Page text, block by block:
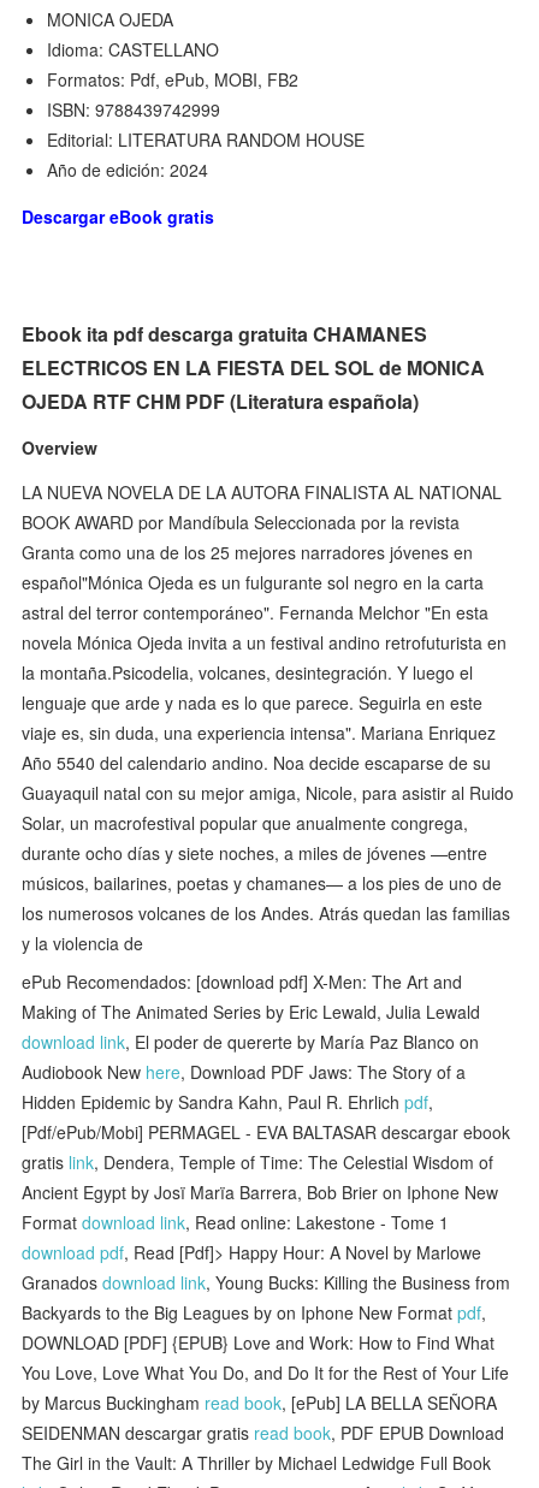
MONICA OJEDA
Idioma: CASTELLANO
Formatos: Pdf, ePub, MOBI, FB2
ISBN: 9788439742999
Editorial: LITERATURA RANDOM HOUSE
Año de edición: 2024
Descargar eBook gratis
Ebook ita pdf descarga gratuita CHAMANES
ELECTRICOS EN LA FIESTA DEL SOL de MONICA
OJEDA RTF CHM PDF (Literatura española)
Overview
LA NUEVA NOVELA DE LA AUTORA FINALISTA AL NATIONAL
BOOK AWARD por Mandíbula Seleccionada por la revista
Granta como una de los 25 mejores narradores jóvenes en
español"Mónica Ojeda es un fulgurante sol negro en la carta
astral del terror contemporáneo". Fernanda Melchor "En esta
novela Mónica Ojeda invita a un festival andino retrofuturista en
la montaña.Psicodelia, volcanes, desintegración. Y luego el
lenguaje que arde y nada es lo que parece. Seguirla en este
viaje es, sin duda, una experiencia intensa". Mariana Enriquez
Año 5540 del calendario andino. Noa decide escaparse de su
Guayaquil natal con su mejor amiga, Nicole, para asistir al Ruido
Solar, un macrofestival popular que anualmente congrega,
durante ocho días y siete noches, a miles de jóvenes —entre
músicos, bailarines, poetas y chamanes— a los pies de uno de
los numerosos volcanes de los Andes. Atrás quedan las familias
y la violencia de
ePub Recomendados: [download pdf] X-Men: The Art and
Making of The Animated Series by Eric Lewald, Julia Lewald
download link, El poder de quererte by María Paz Blanco on
Audiobook New here, Download PDF Jaws: The Story of a
Hidden Epidemic by Sandra Kahn, Paul R. Ehrlichpdf,
[Pdf/ePub/Mobi] PERMAGEL - EVA BALTASAR descargar ebook
gratis link, Dendera, Temple of Time: The Celestial Wisdom of
Ancient Egypt by Josï Marïa Barrera, Bob Brier on Iphone New
Formatdownload link, Read online: Lakestone - Tome 1
download pdf, Read [Pdf]> Happy Hour: A Novel by Marlowe
Granadosdownload link, Young Bucks: Killing the Business from
Backyards to the Big Leagues by on Iphone New Formatpdf,
DOWNLOAD [PDF] {EPUB} Love and Work: How to Find What
You Love, Love What You Do, and Do It for the Rest of Your Life
by Marcus Buckingham read book, [ePub] LA BELLA SEÑORA
SEIDENMAN descargar gratis read book, PDF EPUB Download
The Girl in the Vault: A Thriller by Michael Ledwidge Full Book